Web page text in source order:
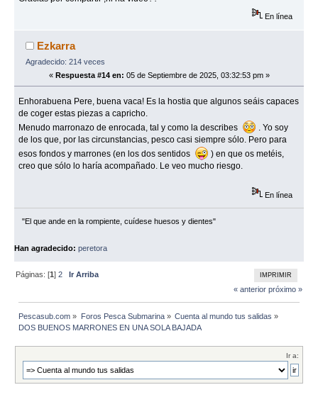
En línea
Ezkarra
Agradecido: 214 veces
« Respuesta #14 en: 05 de Septiembre de 2025, 03:32:53 pm »
Enhorabuena Pere, buena vaca! Es la hostia que algunos seáis capaces
de coger estas piezas a capricho.
Menudo marronazo de enrocada, tal y como la describes
. Yo soy
de los que, por las circunstancias, pesco casi siempre sólo. Pero para
esos fondos y marrones (en los dos sentidos
) en que os metéis,
creo que sólo lo haría acompañado. Le veo mucho riesgo.
En línea
"El que ande en la rompiente, cuídese huesos y dientes"
Han agradecido: peretora
IMPRIMIR
Páginas: [1]2
Ir Arriba
« anterior próximo »
Pescasub.com » Foros Pesca Submarina» Cuenta al mundo tus salidas »
DOS BUENOS MARRONES EN UNA SOLA BAJADA
Ir a: